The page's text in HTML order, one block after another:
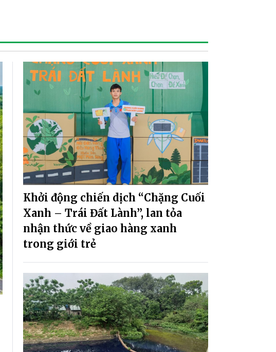
Khởi động chiến dịch “Chặng Cuối
Xanh – Trái Đất Lành”, lan tỏa
nhận thức về giao hàng xanh
trong giới trẻ